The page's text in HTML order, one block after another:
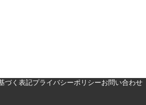
づく表記プライバシーポリシーお問い合わせ